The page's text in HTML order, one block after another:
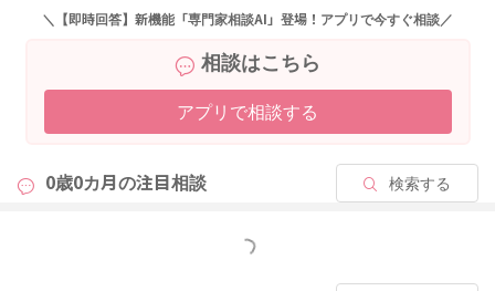
＼【即時回答】新機能「専門家相談AI」登場！アプリで今すぐ相談／
相談はこちら
アプリで相談する
0歳0カ月の注目相談 検索する
もっと見る